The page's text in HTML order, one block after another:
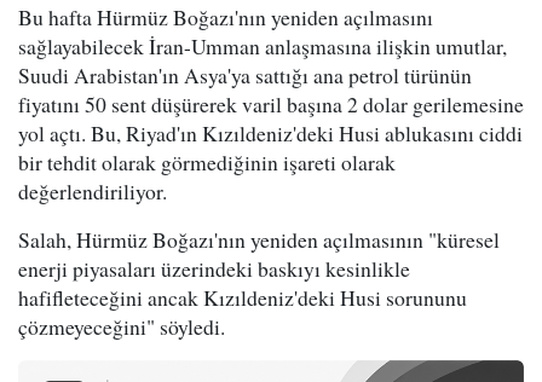
Bu hafta Hürmüz Boğazı'nın yeniden açılmasını
sağlayabilecek İran-Umman anlaşmasına ilişkin umutlar,
Suudi Arabistan'ın Asya'ya sattığı ana petrol türünün
fiyatını 50 sent düşürerek varil başına 2 dolar gerilemesine
yol açtı. Bu, Riyad'ın Kızıldeniz'deki Husi ablukasını ciddi
bir tehdit olarak görmediğinin işareti olarak
değerlendiriliyor.
Salah, Hürmüz Boğazı'nın yeniden açılmasının "küresel
enerji piyasaları üzerindeki baskıyı kesinlikle
hafifleteceğini ancak Kızıldeniz'deki Husi sorununu
çözmeyeceğini" söyledi.